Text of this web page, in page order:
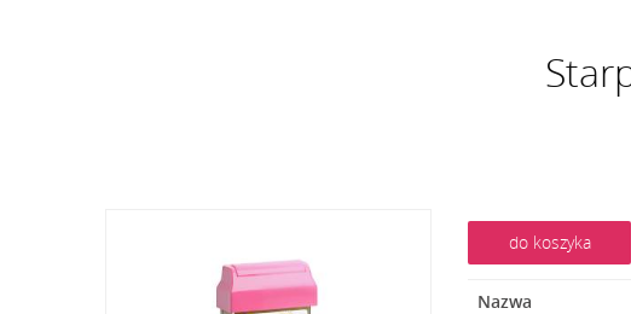
do koszyka
Nazwa